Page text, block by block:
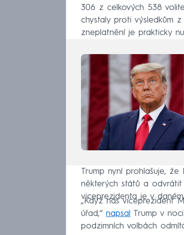
306 z celkových 538
chystaly proti výsledkům
zneplatnění je prakticky
Trump nyní prohlašuje,
některých států a odvrátit
viceprezidenta je v
„Když nás viceprezident
úřad,“ napsal
Trump v
podzimních volbách